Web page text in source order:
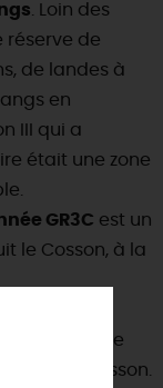
. Loin des
réserve de
de landes à
en
III qui a
était une zone
GR3C est un
le Cosson, à la
est entouré de
du Cosson.